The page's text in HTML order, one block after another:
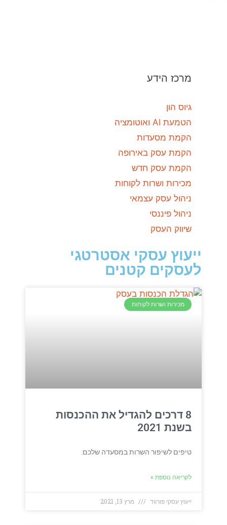
מרכז הידע
גיוס הון
הטמעת AI ואוטומציה
הקמת מסעדות
הקמת עסק באירופה
הקמת עסק חדש
מכירות ושרות לקוחות
ניהול עסק עצמאי
ניהול פיננסי
שיווק העסק
ייעוץ עסקי אסטרטגי
לעסקים קטנים
מכירות ושרות לקוחות
8 דרכים להגדיל את ההכנסות
בשנת 2021
טיפים לשיפור השרות במסעדה שלכם.
לקריאה נוספת »
ייעוץ עסקי פורווד מרץ 13, 2021